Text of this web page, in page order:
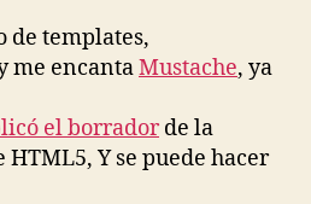
de templates,
me encantaMustache, ya
el borradorde la
Y se puede hacer